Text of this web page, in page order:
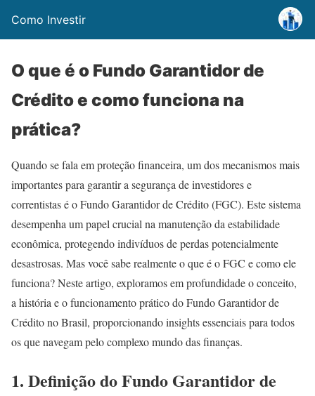
Como Investir
O que é o Fundo Garantidor de
Crédito e como funciona na
prática?
Quando se fala em proteção financeira, um dos mecanismos mais
importantes para garantir a segurança de investidores e
correntistas é o Fundo Garantidor de Crédito (FGC). Este sistema
desempenha um papel crucial na manutenção da estabilidade
econômica, protegendo indivíduos de perdas potencialmente
desastrosas. Mas você sabe realmente o que é o FGC e como ele
funciona? Neste artigo, exploramos em profundidade o conceito,
a história e o funcionamento prático do Fundo Garantidor de
Crédito no Brasil, proporcionando insights essenciais para todos
os que navegam pelo complexo mundo das finanças.
1. Definição do Fundo Garantidor de